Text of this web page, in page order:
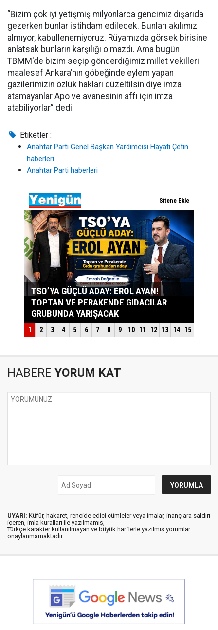
“Bizim çok iyi yetişmiş milyonlarca gencimiz dışarıda
gezerken bunlar istihdam edilecek. Bunları akılımız
almıyor, kabullenemiyoruz. Rüyamızda görsek birisine
anlatsak bunların karşılığı olmazdı. Ama bugün
TBMM'de bizim seçip gönderdiğimiz millet vekilleri
maalesef Ankara’nın göbeğinde eylem yapan
gazilerimizin özlük hakları düzeltilsin diye imza
atamayanlar Apo ve avanesinin affı için imza
atabiliyorlar” dedi.
Etiketler :
Anahtar Parti Genel Başkan Yardımcısı Hayati Çetin
haberleri
Anahtar Parti haberleri
HABERE YORUM KAT
UYARI: Küfür, hakaret, rencide edici cümleler veya imalar, inançlara saldırı
içeren, imla kuralları ile yazılmamış,
Türkçe karakter kullanılmayan ve büyük harflerle yazılmış yorumlar
onaylanmamaktadır.